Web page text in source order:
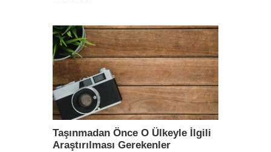
Taşınmadan Önce O Ülkeyle İlgili
Araştırılması Gerekenler